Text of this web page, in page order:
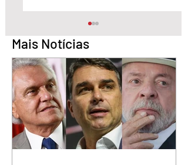
Quem é o Jornalista
Carlos Peixoto,
homenageado pela
CLDF no Dia da
Mais Notícias